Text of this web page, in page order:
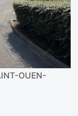
OUEN-